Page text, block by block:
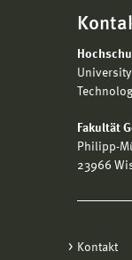
Fakultät
Philipp-
23966
Kontakt